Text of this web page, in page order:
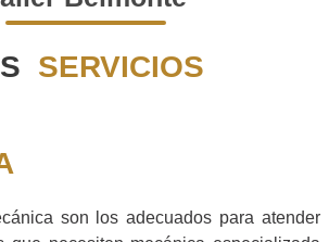
SERVICIOS
son los adecuados para atender